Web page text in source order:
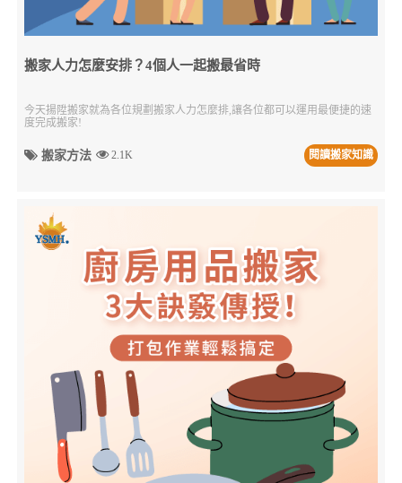
搬家人力怎麼安排？4個人一起搬最省時
今天揚陞搬家就為各位規劃搬家人力怎麼排,讓各位都可以運用最便捷的速
度完成搬家!
搬家方法 2.1K 閱讀搬家知識